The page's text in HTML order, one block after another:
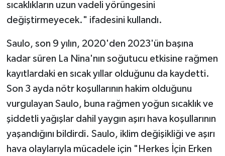
sıcaklıkların uzun vadeli yörüngesini
değiştirmeyecek." ifadesini kullandı.
Saulo, son 9 yılın, 2020'den 2023'ün başına
kadar süren La Nina'nın soğutucu etkisine rağmen
kayıtlardaki en sıcak yıllar olduğunu da kaydetti.
Son 3 ayda nötr koşullarının hakim olduğunu
vurgulayan Saulo, buna rağmen yoğun sıcaklık ve
şiddetli yağışlar dahil yaygın aşırı hava koşullarının
yaşandığını bildirdi. Saulo, iklim değişikliği ve aşırı
hava olaylarıyla mücadele için "Herkes İçin Erken